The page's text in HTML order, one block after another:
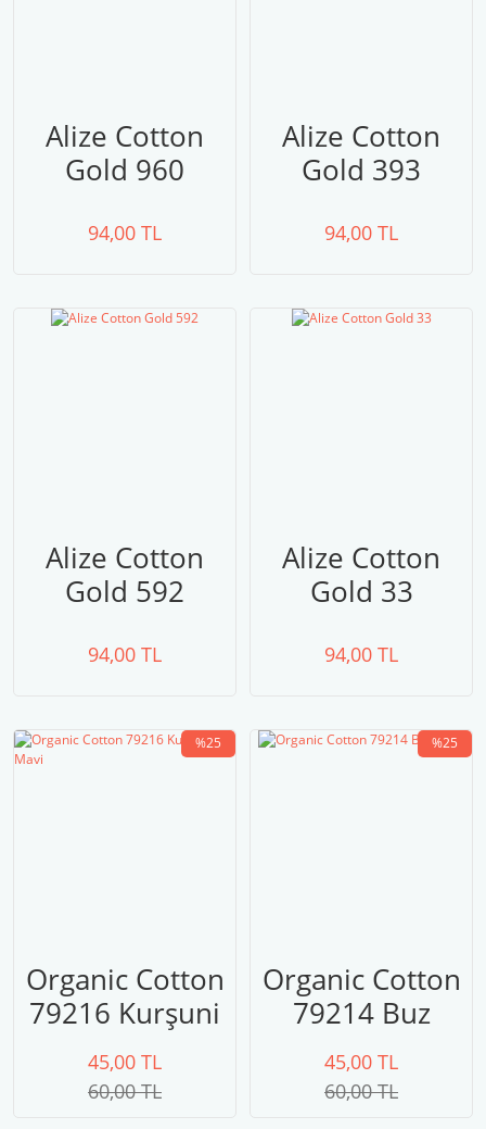
Alize Cotton
Gold 960
94,00 TL
Alize Cotton
Gold 393
94,00 TL
Alize Cotton
Gold 592
94,00 TL
Alize Cotton
Gold 33
94,00 TL
%25
Organic Cotton
79216 Kurşuni
Mavi
45,00 TL
60,00 TL
%25
Organic Cotton
79214 Buz
Grisi
45,00 TL
60,00 TL